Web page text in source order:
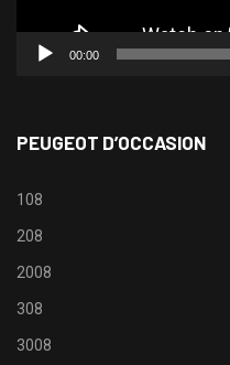
00:00
PEUGEOT D’OCCASION
108
208
2008
308
3008